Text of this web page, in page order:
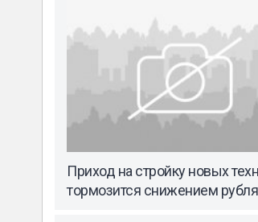
Приход на стройку новых
тормозится снижением рубля